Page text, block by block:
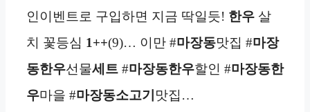
인이벤트로 구입하면 지금 딱일듯! 한우 살
치 꽃등심 1++(9)… 이만 #마장동맛집 #마장
동한우선물세트 #마장동한우할인 #마장동한
우마을 #마장동소고기 맛집…